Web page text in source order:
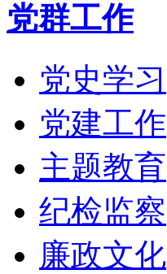
党群工作
党史学习
党建工作
主题教育
纪检监察
廉政文化